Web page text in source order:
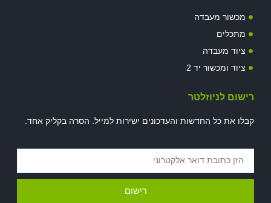
מכשור מעבדה
מתכלים
ציוד מעבדה
ציוד ומכשור יד 2
רישום לניוזלטר
קבלו את כל החדשות והעדכונים ישירות למייל. הסרה בקליק אחד.
רישום